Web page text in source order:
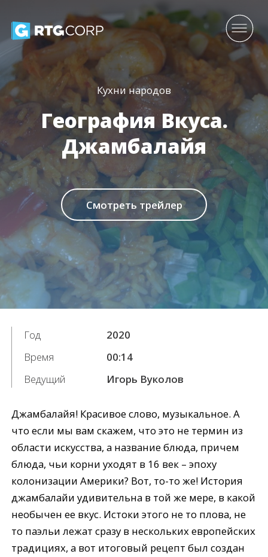
Кухни народов
География Вкуса.
Джамбалайя
Смотреть трейлер
Год
2020
Время
00:14
Ведущий
Игорь Вуколов
Джамбалайя! Красивое слово, музыкальное. А
что если мы вам скажем, что это не термин из
области искусства, а название блюда, причем
блюда, чьи корни уходят в 16 век – эпоху
колонизации Америки? Вот, то-то же! История
джамбалайи удивительна в той же мере, в какой
необычен ее вкус. Истоки этого не то плова, не
то паэльи лежат сразу в нескольких европейских
традициях, а вот итоговый рецепт был создан